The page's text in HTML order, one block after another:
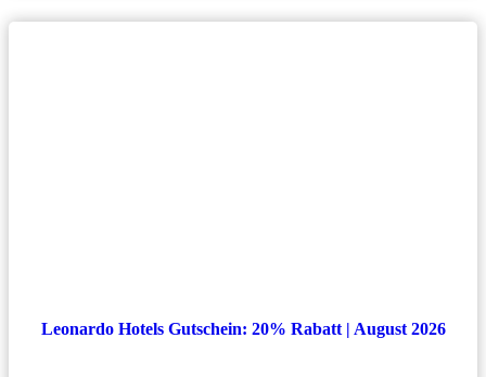
Leonardo Hotels Gutschein: 20% Rabatt | August 2026